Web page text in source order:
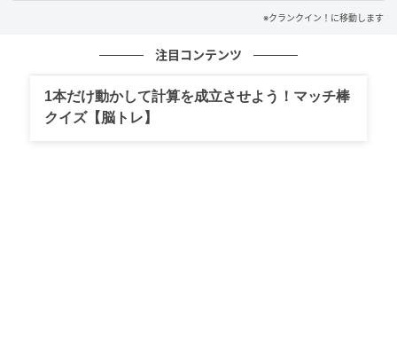
映作品へ。大勢の観客を前にした二宮は「もっとこぢ
に大きな劇場で上映するなんて思わなくて…！ こんな
に大規模でやるなら、自分の作品を選んでおけば良か
った、チクショーです（笑）」と冗談めかしつつも、
※クランクイン！に移動します
注目コンテンツ
1本だけ動かして計算を成立させよう！マッチ棒
クイズ【脳トレ】